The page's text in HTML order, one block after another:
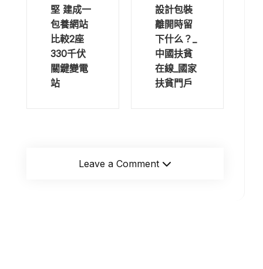
堅 建成一
包養網站
比較2座
330千伏
關鍵變電
站
設計包裝
離開時留
下什么？_
中國扶貧
在線_國家
扶貧門戶
Leave a Comment